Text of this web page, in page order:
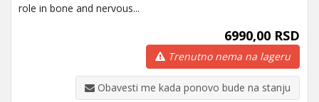
role in bone and nervous...
6990,00 RSD
Trenutno nema na lageru
Obavesti me kada ponovo bude na stanju